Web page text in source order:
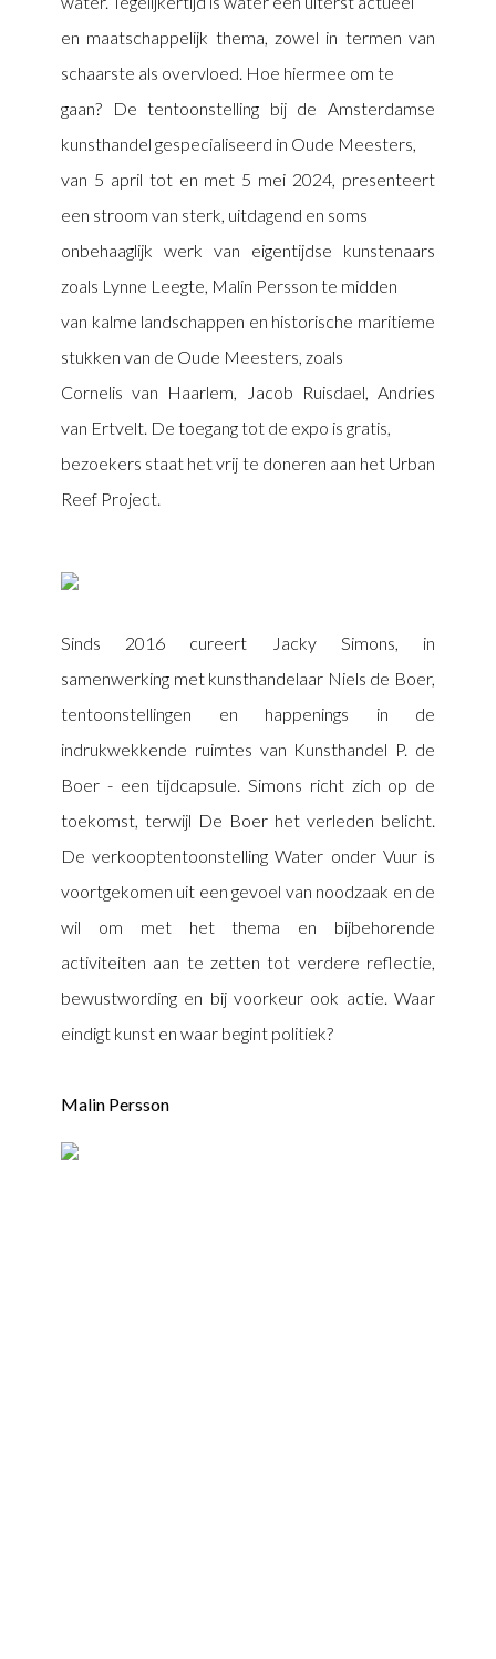
en maatschappelijk thema, zowel in termen van
schaarste als overvloed. Hoe hiermee om te
gaan? De tentoonstelling bij de Amsterdamse
kunsthandel gespecialiseerd in Oude Meesters,
van 5 april tot en met 5 mei 2024, presenteert
een stroom van sterk, uitdagend en soms
onbehaaglijk werk van eigentijdse kunstenaars
zoals Lynne Leegte, Malin Persson te midden
van kalme landschappen en historische maritieme
stukken van de Oude Meesters, zoals
Cornelis van Haarlem, Jacob Ruisdael, Andries
van Ertvelt. De toegang tot de expo is gratis,
bezoekers staat het vrij te doneren aan het Urban
Reef Project.
Sinds 2016 cureert Jacky Simons, in
samenwerking met kunsthandelaar Niels de Boer,
tentoonstellingen en happenings in de
indrukwekkende ruimtes van Kunsthandel P. de
Boer - een tijdcapsule. Simons richt zich op de
toekomst, terwijl De Boer het verleden belicht.
De verkooptentoonstelling Water onder Vuur is
voortgekomen uit een gevoel van noodzaak en de
wil om met het thema en bijbehorende
activiteiten aan te zetten tot verdere reflectie,
bewustwording en bij voorkeur ook actie. Waar
eindigt kunst en waar begint politiek?
Malin Persson